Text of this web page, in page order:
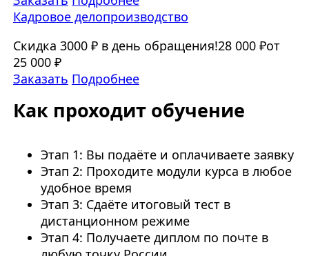
Кадровое делопроизводство
Скидка 3000 ₽ в день обращения!28 000 ₽от
25 000 ₽
Заказать Подробнее
Как проходит обучение
Этап 1: Вы подаёте и оплачиваете заявку
Этап 2: Проходите модули курса в любое
удобное время
Этап 3: Сдаёте итоговый тест в
дистанционном режиме
Этап 4: Получаете диплом по почте в